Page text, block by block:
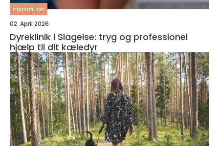
inspiration
02. April 2026
Dyreklinik i Slagelse: tryg og professionel
hjælp til dit kæledyr